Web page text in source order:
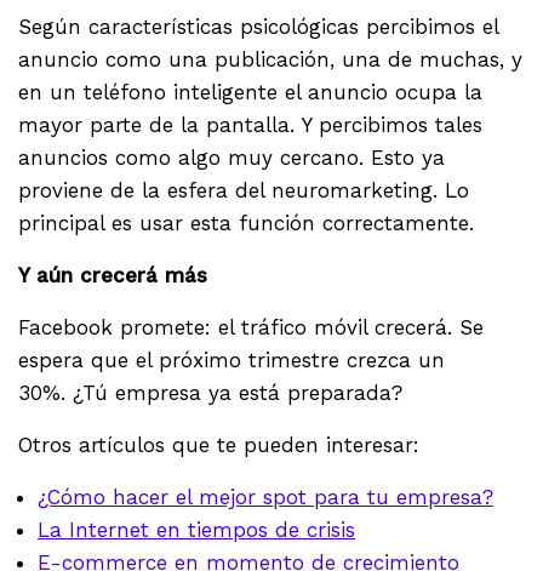
Según características psicológicas percibimos el
anuncio como una publicación, una de muchas, y
en un teléfono inteligente el anuncio ocupa la
mayor parte de la pantalla. Y percibimos tales
anuncios como algo muy cercano. Esto ya
proviene de la esfera del neuromarketing. Lo
principal es usar esta función correctamente.
Y aún crecerá más
Facebook promete: el tráfico móvil crecerá. Se
espera que el próximo trimestre crezca un
30%. ¿Tú empresa ya está preparada?
Otros artículos que te pueden interesar:
¿Cómo hacer el mejor spot para tu empresa?
La Internet en tiempos de crisis
E-commerce en momento de crecimiento